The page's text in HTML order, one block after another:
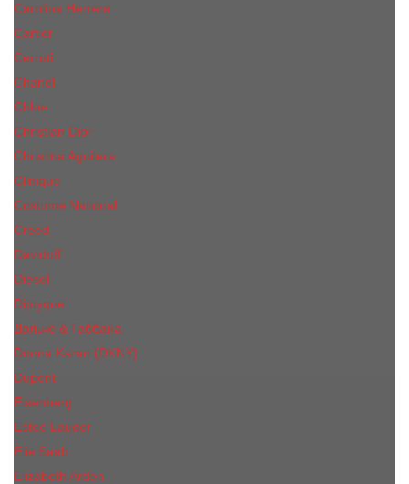
Carolina Herrera
Cartier
Cerruti
Сhanеl
Chloe
Christian Dior
Christina Aguilera
Сliniquе
Costume National
Creed
Davidoff
Diesel
Diptyque
Дольче & Габбана
Donna Karan (DKNY)
Dupont
Eisenberg
Еsteе Lаudеr
Elie Saab
Elizabeth Arden